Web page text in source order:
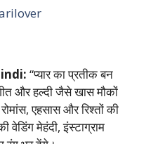
“प्यार का प्रतीक बन
और हल्दी जैसे खास मौकों
एहसास और रिश्तों की
वेडिंग मेहंदी, इंस्टाग्राम